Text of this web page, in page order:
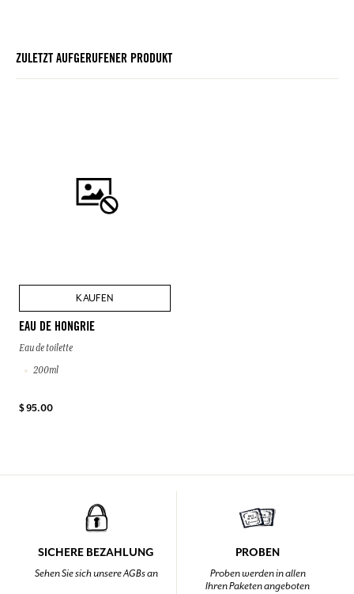
ZULETZT AUFGERUFENER PRODUKT
KAUFEN
EAU DE HONGRIE
Eau de toilette
200ml
$ 95.00
SICHERE BEZAHLUNG
Sehen Sie sich unsere AGBs an
PROBEN
Proben werden in allen
Ihren Paketen angeboten